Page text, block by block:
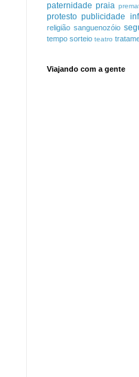
paternidade praia
protesto publicidade
religião sanguenozóio
tempo sorteio teatro
Viajando com a gente